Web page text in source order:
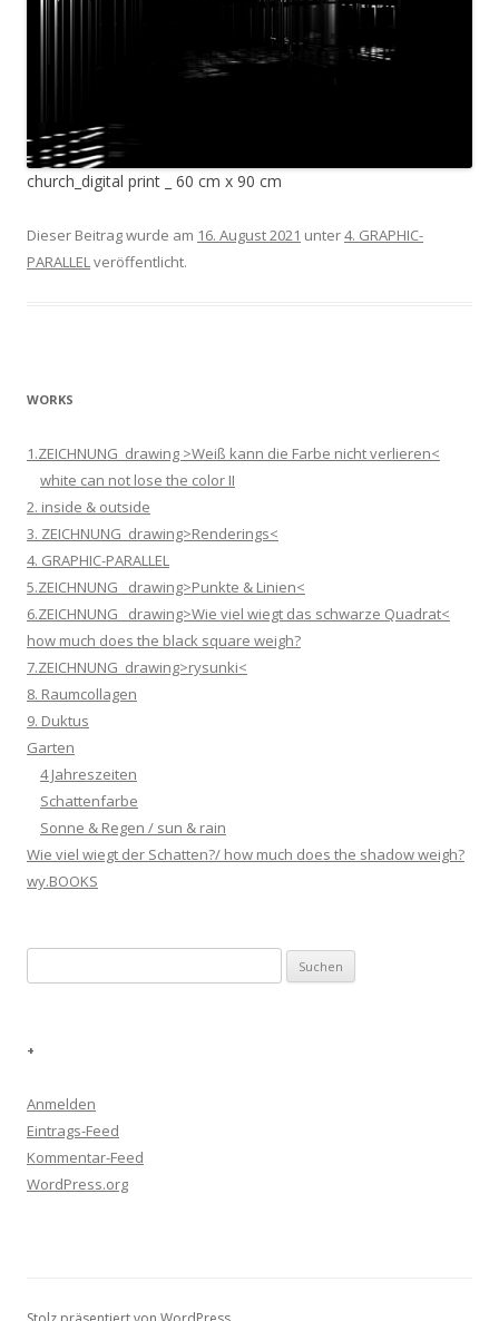
church_digital print _ 60 cm x 90 cm
Dieser Beitrag wurde am 16. August 2021 unter4. GRAPHIC-
PARALLELveröffentlicht.
WORKS
1.ZEICHNUNG_drawing >Weiß kann die Farbe nicht verlieren<
white can not lose the color II
2. inside & outside
3. ZEICHNUNG_drawing>Renderings<
4. GRAPHIC-PARALLEL
5.ZEICHNUNG _drawing>Punkte & Linien<
6.ZEICHNUNG _drawing>Wie viel wiegt das schwarze Quadrat<
how much does the black square weigh?
7.ZEICHNUNG_drawing>rysunki<
8. Raumcollagen
9. Duktus
Garten
4 Jahreszeiten
Schattenfarbe
Sonne & Regen / sun & rain
Wie viel wiegt der Schatten?/ how much does the shadow weigh?
wy.BOOKS
nach:
+
Anmelden
Eintrags-Feed
Kommentar-Feed
WordPress.org